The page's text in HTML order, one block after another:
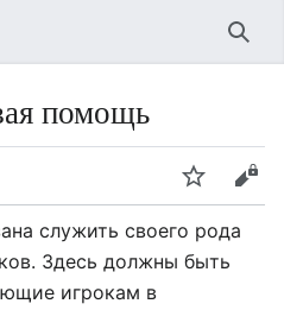
помощь
Следить
служить своего рода
Здесь должны быть
игрокам в